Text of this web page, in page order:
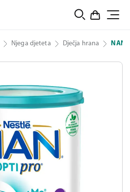
Njega djeteta Dječja hrana NAN